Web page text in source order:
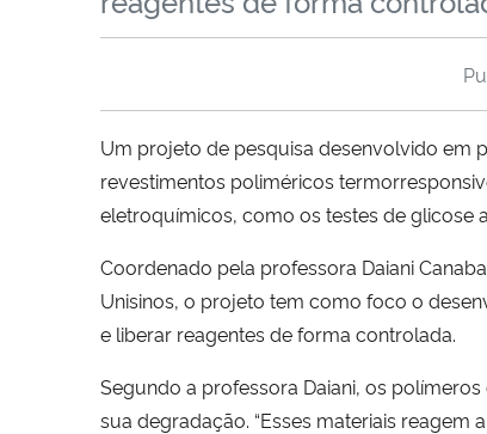
Um projeto de pesquisa desenvolvido em
revestimentos poliméricos
eletroquímicos, como os testes de glicose
Coordenado pela professora Daiani
Unisinos, o projeto tem como foco o
e liberar reagentes de forma controlada.
Segundo a professora Daiani, os
sua degradação. “Esses materiais